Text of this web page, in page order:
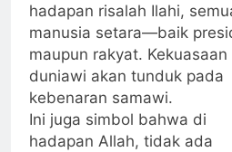
hadapan risalah Ilahi,
manusia setara—baik
maupun rakyat. Kekuasaan
duniawi akan tunduk pada
kebenaran samawi.
Ini juga simbol bahwa di
hadapan Allah, tidak ada